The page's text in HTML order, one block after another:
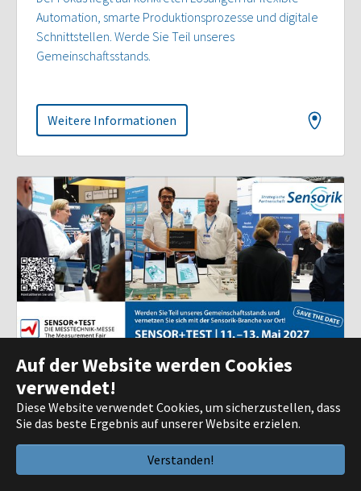
Auf der Website werden Cookies
verwendet!
Diese Website verwendet Cookies, um sicherzustellen, dass
Sie das beste Ergebnis auf unserer Website erzielen.
Verstanden!
Automation, smarte Produktionsprozesse und digitale
Schnittstellen. Werde Sie Teil unseres
Gemeinschaftsstands.
Weitere Informationen
SENSOR+TEST 2027
Von: 11.05.2027 | 10:00 Uhr
Bis: 13.05.2027 | 17:00 Uhr
Wir sind mit unserem Gemeinschaftsstand des
bayerischen Sensorik-Ökosystems natürlich auch